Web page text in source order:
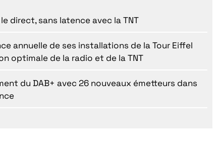
direct, sans latence avec la TNT
annuelle de ses installations de la Tour Eiffel
optimale de la radio et de la TNT
du DAB+ avec 26 nouveaux émetteurs dans